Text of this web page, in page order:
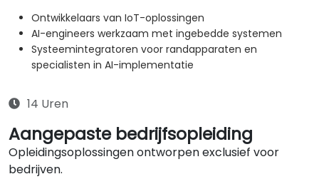
Ontwikkelaars van IoT-oplossingen
AI-engineers werkzaam met ingebedde systemen
Systeemintegratoren voor randapparaten en
specialisten in AI-implementatie
14 Uren
Aangepaste bedrijfsopleiding
Opleidingsoplossingen ontworpen exclusief voor
bedrijven.